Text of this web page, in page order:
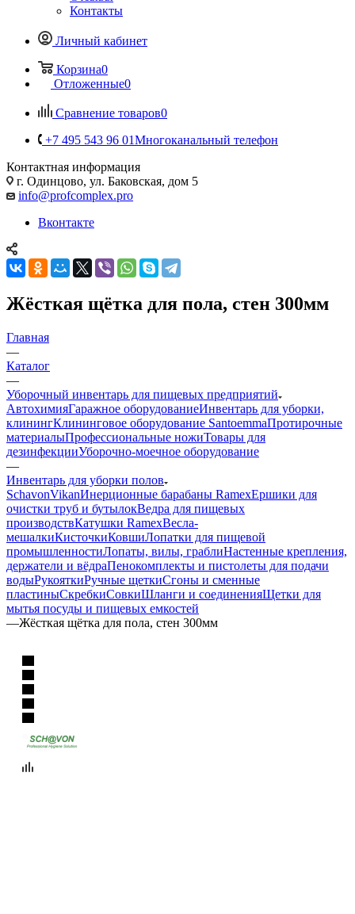
Контакты
Личный кабинет
Корзина0
Отложенные0
Сравнение товаров0
+7 495 543 96 01Многоканальный телефон
Контактная информация
г. Одинцово, ул. Баковская, дом 5
info@profcomplex.pro
Вконтакте
Жёсткая щётка для пола, стен 300мм
Главная
—
Каталог
—
Уборочный инвентарь для пищевых предприятий
АвтохимияГаражное оборудованиеИнвентарь для уборки,
клинингКлининговое оборудование SantoemmaПротирочные
материалыПрофессиональные ножиТовары для
дезинфекцииУборочно-моечное оборудование
—
Инвентарь для уборки полов
SchavonVikanИнерционные барабаны RamexЕршики для
очистки труб и бутылокВедра для пищевых
производствКатушки RamexВесла-
мешалкиКисточкиКовшиЛопатки для пищевой
промышленностиЛопаты, вилы, граблиНастенные крепления,
держатели и вёдраПенокомплекты и пистолеты для подачи
водыРукояткиРучные щеткиСгоны и сменные
пластиныСкребкиСовкиШланги и соединенияЩетки для
мытья посуды и пищевых емкостей
—Жёсткая щётка для пола, стен 300мм